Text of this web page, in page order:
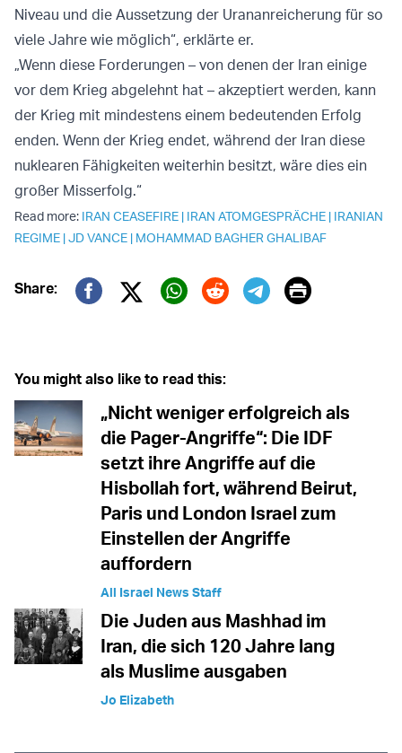
Niveau und die Aussetzung der Urananreicherung für so
viele Jahre wie möglich“, erklärte er.
„Wenn diese Forderungen – von denen der Iran einige
vor dem Krieg abgelehnt hat – akzeptiert werden, kann
der Krieg mit mindestens einem bedeutenden Erfolg
enden. Wenn der Krieg endet, während der Iran diese
nuklearen Fähigkeiten weiterhin besitzt, wäre dies ein
großer Misserfolg.“
Read more: IRAN CEASEFIRE | IRAN ATOMGESPRÄCHE | IRANIAN
REGIME |JD VANCE | MOHAMMAD BAGHER GHALIBAF
Share:
Twitter (X)
Print
You might also like to read this:
„Nicht weniger erfolgreich als
die Pager-Angriffe“: Die IDF
setzt ihre Angriffe auf die
Hisbollah fort, während Beirut,
Paris und London Israel zum
Einstellen der Angriffe
auffordern
All Israel News Staff
Die Juden aus Mashhad im
Iran, die sich 120 Jahre lang
als Muslime ausgaben
Jo Elizabeth